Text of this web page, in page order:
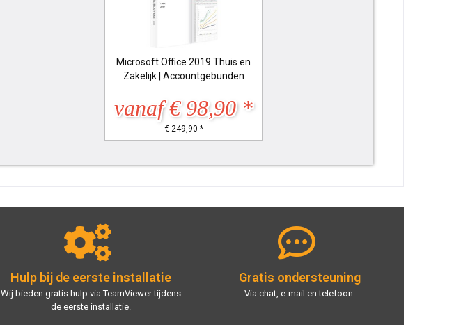
Microsoft Office 2019 Thuis en
Zakelijk | Accountgebunden
vanaf € 98,90 *
€ 249,90 *
Hulp bij de eerste installatie
Wij bieden gratis hulp via TeamViewer tijdens
de eerste installatie.
Gratis ondersteuning
Via chat, e-mail en telefoon.